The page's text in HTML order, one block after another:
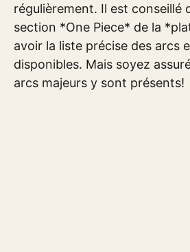
régulièrement. Il est conseillé
section *One Piece* de la
avoir la liste précise des arcs
disponibles. Mais soyez
arcs majeurs y sont présents!